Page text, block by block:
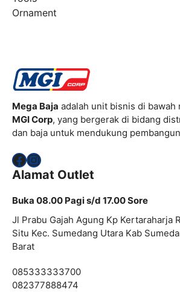
Ornament
Mega Baja adalah unit bisnis di bawah
MGI Corp, yang bergerak di bidang
dan baja untuk mendukung
Facebook
Instagram
Alamat Outlet
Buka 08.00 Pagi s/d 17.00 Sore
Jl Prabu Gajah Agung Kp Kertaraharja
Situ Kec. Sumedang Utara Kab
Barat
085333333700
082377888474